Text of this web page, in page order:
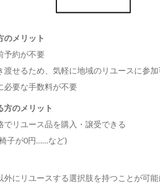
メリット
予約が不要
渡せるため、気軽に地域のリユースに参
必要な手数料が不要
のメリット
でリユース品を購入・譲受できる
子が0円……など)
外にリユースする選択肢を持つことが可